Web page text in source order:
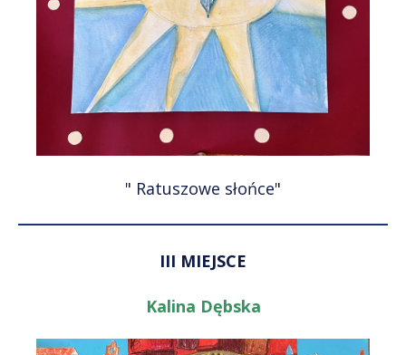
" Ratuszowe słońce"
III MIEJSCE
Kalina Dębska